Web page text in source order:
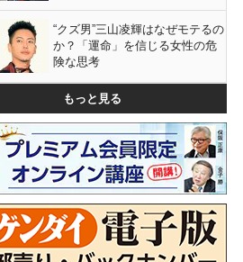
“クズ男”三山凌輝はなぜモテるの
か？「運命」を信じる女性の危
険な思考
もっと見る